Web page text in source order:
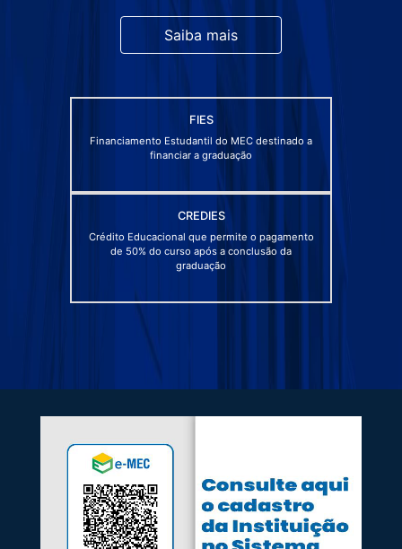
Saiba mais
FIES
Financiamento Estudantil do MEC destinado a
financiar a graduação
CREDIES
Crédito Educacional que permite o pagamento
de 50% do curso após a conclusão da
graduação